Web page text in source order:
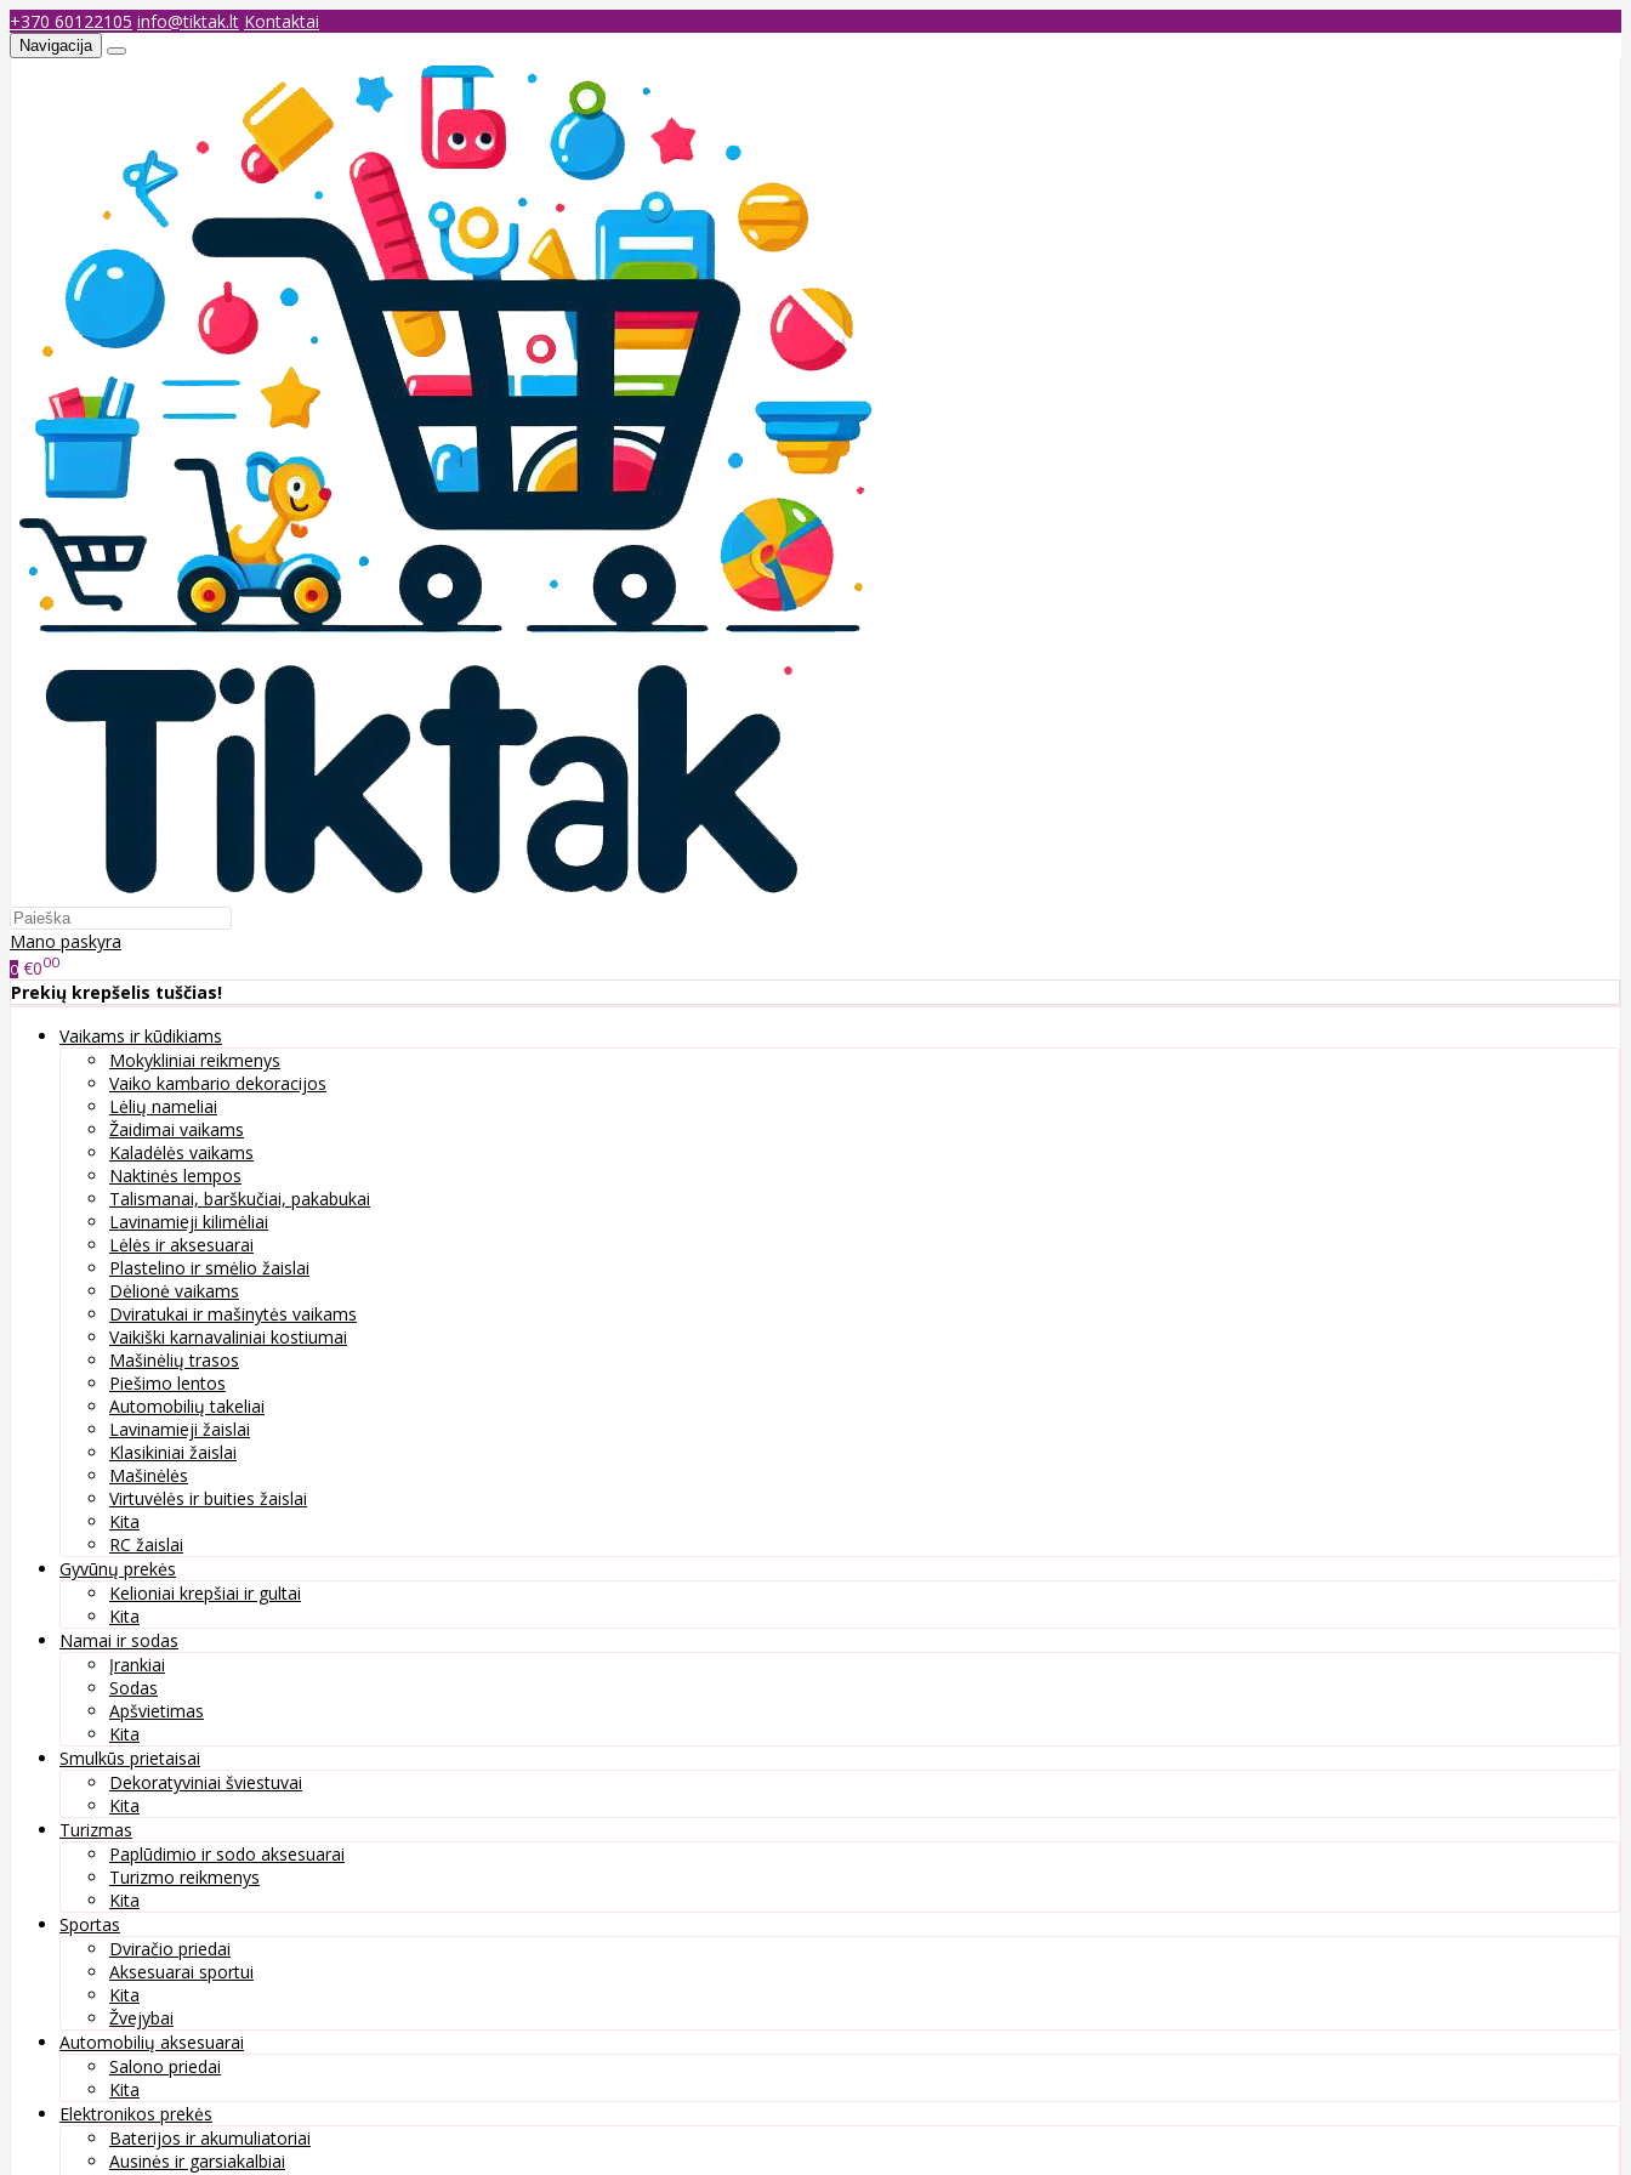
+370 60122105 info@tiktak.lt Kontaktai
Navigacija
Mano paskyra
0 €000
Prekių krepšelis tuščias!
Vaikams ir kūdikiams
Mokykliniai reikmenys
Vaiko kambario dekoracijos
Lėlių nameliai
Žaidimai vaikams
Kaladėlės vaikams
Naktinės lempos
Talismanai, barškučiai, pakabukai
Lavinamieji kilimėliai
Lėlės ir aksesuarai
Plastelino ir smėlio žaislai
Dėlionė vaikams
Dviratukai ir mašinytės vaikams
Vaikiški karnavaliniai kostiumai
Mašinėlių trasos
Piešimo lentos
Automobilių takeliai
Lavinamieji žaislai
Klasikiniai žaislai
Mašinėlės
Virtuvėlės ir buities žaislai
Kita
RC žaislai
Gyvūnų prekės
Kelioniai krepšiai ir gultai
Kita
Namai ir sodas
Įrankiai
Sodas
Apšvietimas
Kita
Smulkūs prietaisai
Dekoratyviniai šviestuvai
Kita
Turizmas
Paplūdimio ir sodo aksesuarai
Turizmo reikmenys
Kita
Sportas
Dviračio priedai
Aksesuarai sportui
Kita
Žvejybai
Automobilių aksesuarai
Salono priedai
Kita
Elektronikos prekės
Baterijos ir akumuliatoriai
Ausinės ir garsiakalbiai